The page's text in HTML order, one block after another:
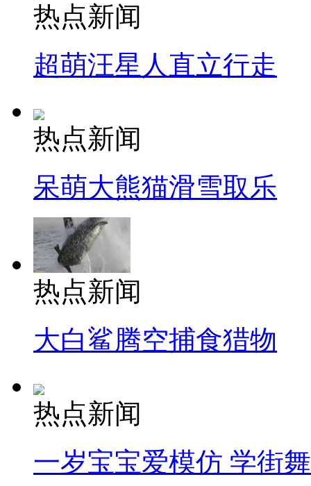
热点新闻
超萌汪星人直立行走
热点新闻
呆萌大熊猫滑雪取乐
热点新闻
大白鲨腾空捕食猎物
热点新闻
一岁宝宝爱模仿 学街